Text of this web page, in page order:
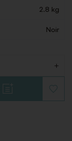
2.8 kg
Noir
+
À